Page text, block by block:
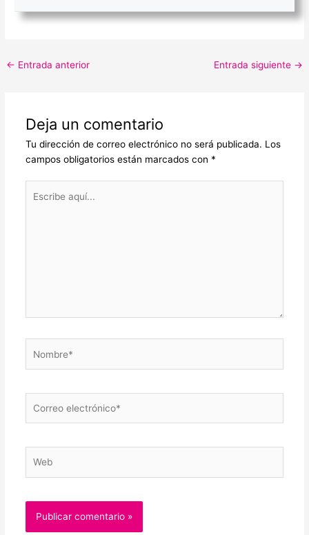
← Entrada anterior Entrada siguiente →
Deja un comentario
Tu dirección de correo electrónico no será publicada. Los
campos obligatorios están marcados con *
aquí...
electrónico*